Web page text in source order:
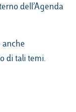
dell’Agenda
anche
di tali temi.